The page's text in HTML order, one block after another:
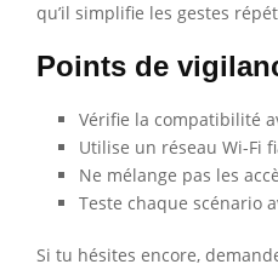
qu’il simplifie les gestes
Points de
Vérifie la compatibilité
Utilise un réseau Wi-Fi
Ne mélange pas les
Teste chaque scénario
Si tu hésites encore,